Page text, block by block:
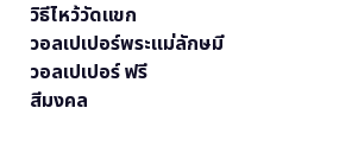
วิธีไหว้วัดแขก
วอลเปเปอร์พระแม่ลักษมี
วอลเปเปอร์ ฟรี
สีมงคล